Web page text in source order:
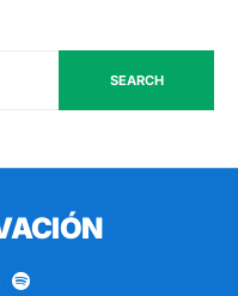
SEARCH